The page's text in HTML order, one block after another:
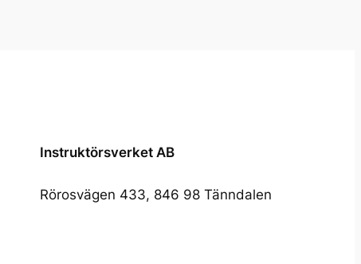
Instruktörsverket AB
Rörosvägen 433, 846 98 Tänndalen